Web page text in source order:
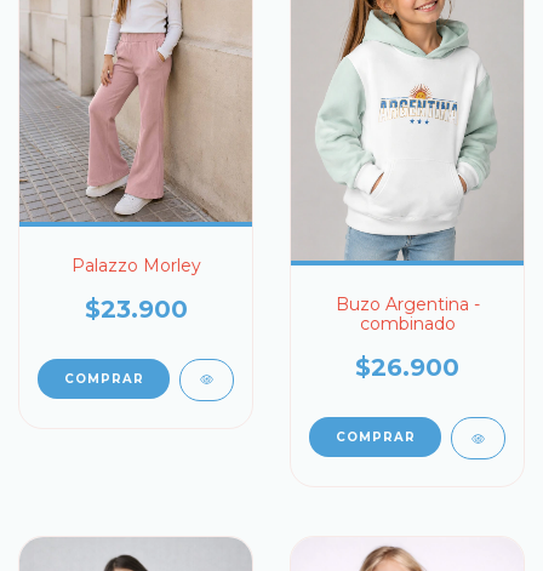
Palazzo Morley
$23.900
COMPRAR
Buzo Argentina -
combinado
$26.900
COMPRAR